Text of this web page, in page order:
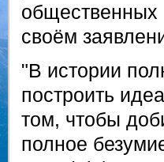
общественных
своём
"В истории
построить
том, чтобы
полное